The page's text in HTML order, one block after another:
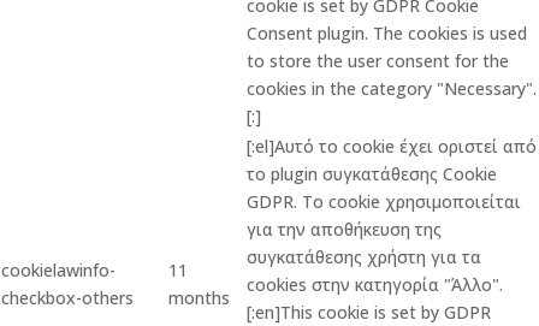
cookie is set by GDPR Cookie
Consent plugin. The cookies is used
to store the user consent for the
cookies in the category "Necessary".
[:]
cookielawinfo-
checkbox-others
11
months
[:el]Αυτό το cookie έχει οριστεί από
το plugin συγκατάθεσης Cookie
GDPR. Το cookie χρησιμοποιείται
για την αποθήκευση της
συγκατάθεσης χρήστη για τα
cookies στην κατηγορία "Άλλο".
[:en]This cookie is set by GDPR